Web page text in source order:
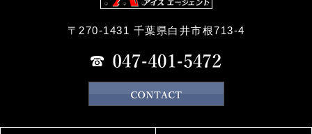
〒270-1431 千葉県白井市根713-4